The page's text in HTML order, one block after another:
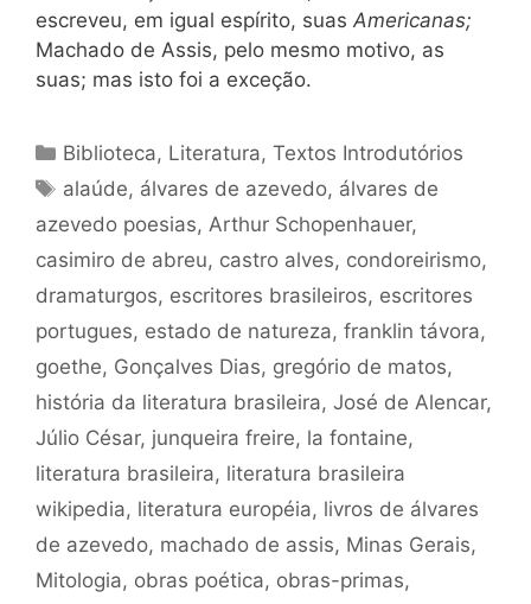
escreveu, em igual espírito, suas Americanas;
Machado de Assis, pelo mesmo motivo, as
suas; mas isto foi a exceção.
Categorias
Biblioteca, Literatura,Textos Introdutórios
Tags
alaúde, álvares de azevedo, álvares de
azevedo poesias, Arthur Schopenhauer,
casimiro de abreu, castro alves, condoreirismo,
dramaturgos, escritores brasileiros, escritores
portugues, estado de natureza, franklin távora,
goethe, Gonçalves Dias, gregório de matos,
história da literatura brasileira, José de Alencar,
Júlio César, junqueira freire, la fontaine,
literatura brasileira, literatura brasileira
wikipedia, literatura européia, livros de álvares
de azevedo, machado de assis, Minas Gerais,
Mitologia, obras poética, obras-primas,